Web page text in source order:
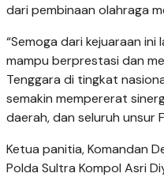
dari pembinaan olahraga
“Semoga dari kejuaraan
mampu berprestasi dan
Tenggara di tingkat
semakin mempererat
daerah, dan seluruh unsur
Ketua panitia, Komandan
Polda Sultra Kompol Asri